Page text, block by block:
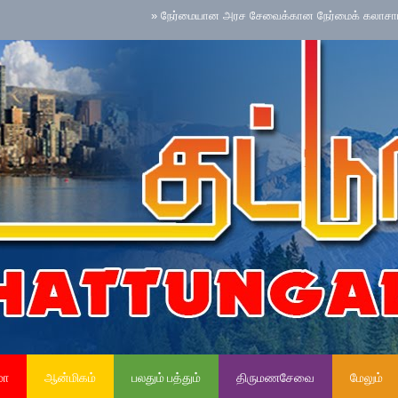
நேர்மையான அரச சேவைக்கான நேர்மைக் கலாசாரம் தேசிய
ஆன்மிகம் பலதும் பத்தும் திருமணசேவை மேலும்